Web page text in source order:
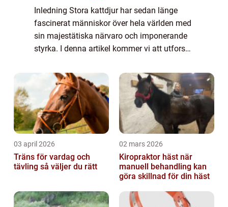
Inledning Stora kattdjur har sedan länge
fascinerat människor över hela världen med
sin majestätiska närvaro och imponerande
styrka. I denna artikel kommer vi att utforska
grundlig översikt av deras egenskaper, typ...
03 april 2026
Träns för vardag och
tävling så väljer du rätt
02 mars 2026
Kiropraktor häst när
manuell behandling kan
göra skillnad för din häst